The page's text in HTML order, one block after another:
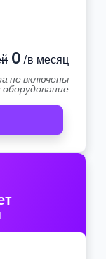
0 /в месяц
не включены